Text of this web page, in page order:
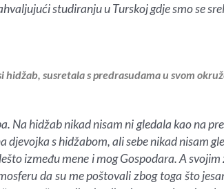
studiranju u Turskoj gdje smo se
susretala s predrasudama u svom
Na hidžab nikad nisam ni gledala kao na
s hidžabom, ali sebe nikad nisam
između mene i mog Gospodara. A
da su me poštovali zbog toga što